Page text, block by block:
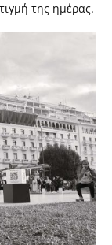
της ημέρας.